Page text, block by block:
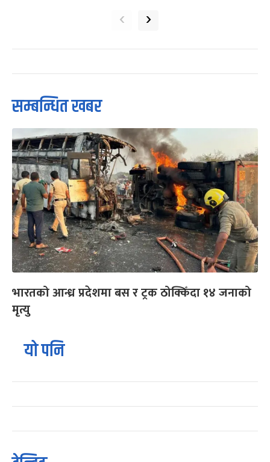
‹ ›
सम्बन्धित खबर
भारतको आन्ध्र प्रदेशमा बस र ट्रक ठोक्किँदा १४ जनाको
मृत्यु
यो पनि